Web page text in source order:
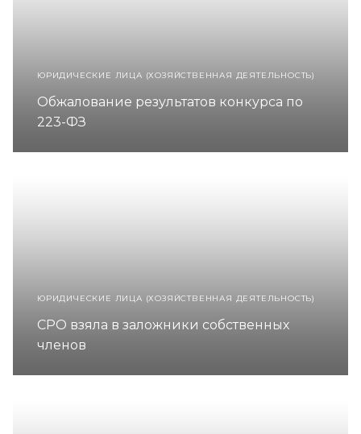
ЮРИДИЧЕСКИЕ ЛИЦА (ХОЗЯЙСТВЕННАЯ ДЕЯТЕЛЬНОСТЬ)
Обжалование результатов конкурса по
223-ФЗ
ЮРИДИЧЕСКИЕ ЛИЦА (ХОЗЯЙСТВЕННАЯ ДЕЯТЕЛЬНОСТЬ)
СРО взяла в заложники собственных
членов